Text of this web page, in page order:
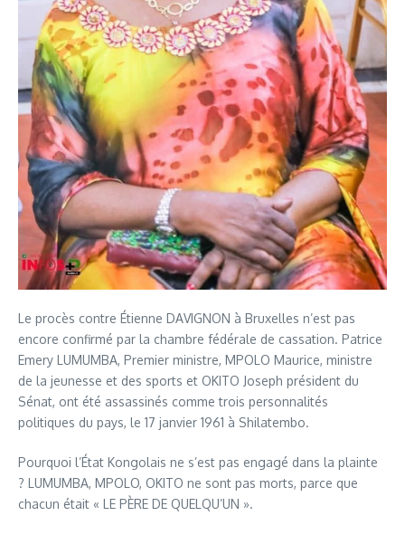
Le procès contre Étienne DAVIGNON à Bruxelles n’est pas
encore confirmé par la chambre fédérale de cassation. Patrice
Emery LUMUMBA, Premier ministre, MPOLO Maurice, ministre
de la jeunesse et des sports et OKITO Joseph président du
Sénat, ont été assassinés comme trois personnalités
politiques du pays, le 17 janvier 1961 à Shilatembo.
Pourquoi l’État Kongolais ne s’est pas engagé dans la plainte
? LUMUMBA, MPOLO, OKITO ne sont pas morts, parce que
chacun était « LE PÈRE DE QUELQU’UN ».